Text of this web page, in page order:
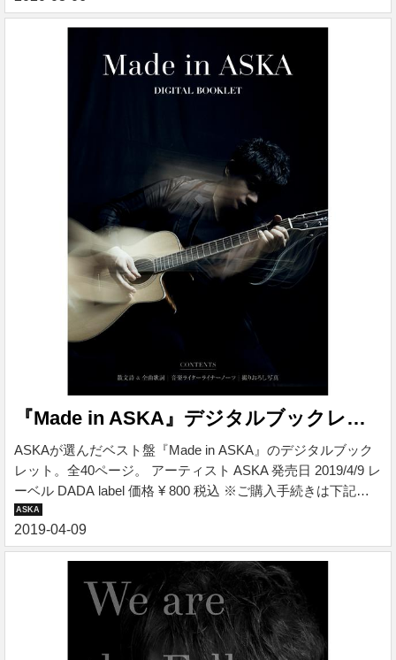
40ページ。 ■収録コンテンツ ・散文詩＆全曲歌詞 ・音楽ライ
文詩＆全曲歌詞 ・音楽ライターライナーノーツ ・撮りおろし
写真 ファイルサイズ：72.0MB
『Made in ASKA』デジタルブックレット
ASKAが選んだベスト盤『Made in ASKA』のデジタルブック
レット。全40ページ。 アーティスト ASKA 発売日 2019/4/9 レ
ーベル DADA label 価格 ¥ 800 税込 ※ご購入手続きは下記バ
ナーよりお進みください。 『Made in ASKA』デジタルブック
レット ASKAが選んだベスト盤『Made in ASKA』のデジタル
ブックレット。全40ページ。 ■収録コンテンツ ・散文詩＆全
曲歌詞 ・音楽ライターライナーノーツ ・撮りおろし写真 収
録コンテンツ ・散文詩＆全曲歌詞 ・音楽ライターライナーノ
ーツ ・撮りおろし写真 ファイルサイズ：23.0MB